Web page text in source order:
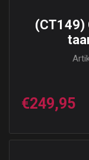
(CT149)
€249,95